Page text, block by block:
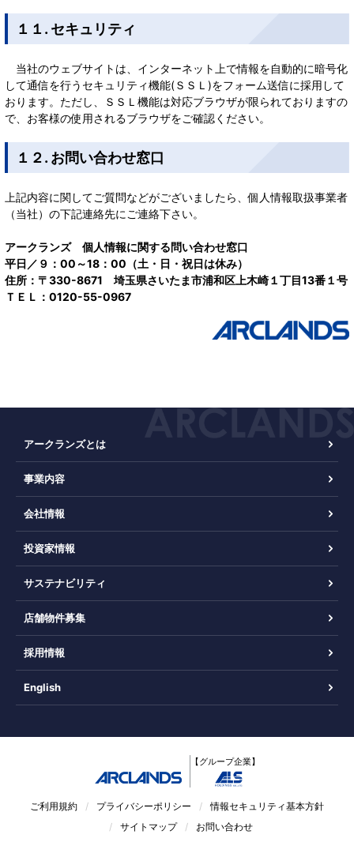
１１. セキュリティ
当社のウェブサイトは、インターネット上で情報を自動的に暗号化
して通信を行うセキュリティ機能(ＳＳＬ)をフォーム送信に採用して
おります。ただし、ＳＳＬ機能は対応ブラウザが限られておりますの
で、お客様の使用されるブラウザをご確認ください。
１２. お問い合わせ窓口
上記内容に関してご質問などがございましたら、個人情報取扱事業者
（当社）の下記連絡先にご連絡下さい。
アークランズ 個人情報に関する問い合わせ窓口
平日／９：00～18：00（土・日・祝日は休み）
住所：〒330-8671 埼玉県さいたま市浦和区上木崎１丁目13番１号
ＴＥＬ：0120-55-0967
アークランズとは
事業内容
会社情報
投資家情報
サステナビリティ
店舗物件募集
採用情報
English
【グループ企業】
ご利用規約 プライバシーポリシー
情報セキュリティ基本方針
サイトマップ
お問い合わせ